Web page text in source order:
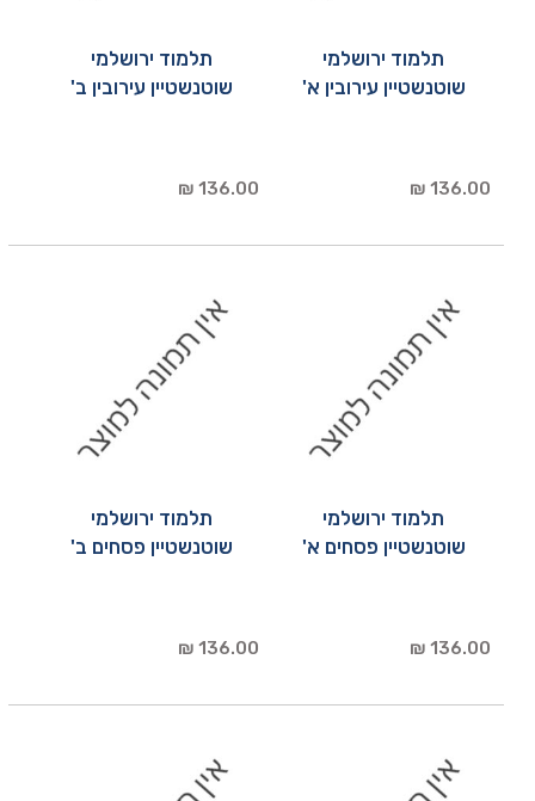
תלמוד ירושלמי
שוטנשטיין עירובין א'
136.00 ₪
תלמוד ירושלמי
שוטנשטיין עירובין ב'
136.00 ₪
תלמוד ירושלמי
שוטנשטיין פסחים א'
136.00 ₪
תלמוד ירושלמי
שוטנשטיין פסחים ב'
136.00 ₪